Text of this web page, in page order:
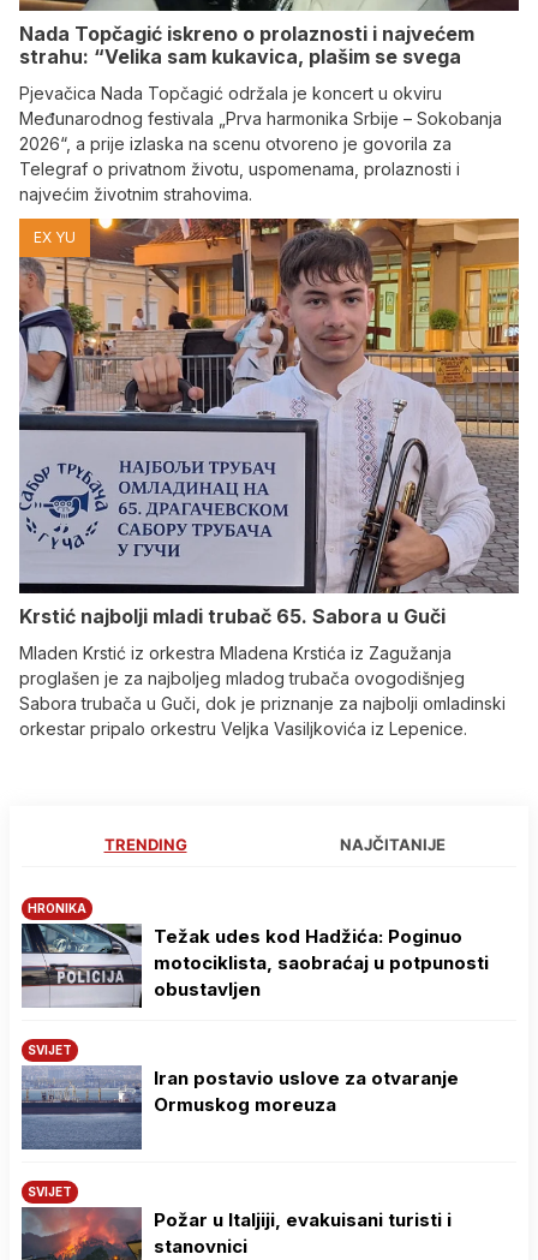
Nada Topčagić iskreno o prolaznosti i najvećem
strahu: “Velika sam kukavica, plašim se svega
​Pjevačica Nada Topčagić održala je koncert u okviru
Međunarodnog festivala „Prva harmonika Srbije – Sokobanja
2026“, a prije izlaska na scenu otvoreno je govorila za
Telegraf o privatnom životu, uspomenama, prolaznosti i
najvećim životnim strahovima.
EX YU
Krstić najbolji mladi trubač 65. Sabora u Guči
Mladen Krstić iz orkestra Mladena Krstića iz Zagužanja
proglašen je za najboljeg mladog trubača ovogodišnjeg
Sabora trubača u Guči, dok je priznanje za najbolji omladinski
orkestar pripalo orkestru Veljka Vasiljkovića iz Lepenice.
TRENDING NAJČITANIJE
HRONIKA
Težak udes kod Hadžića: Poginuo
motociklista, saobraćaj u potpunosti
obustavljen
SVIJET
Iran postavio uslove za otvaranje
Ormuskog moreuza
SVIJET
Požar u Italjiji, evakuisani turisti i
stanovnici